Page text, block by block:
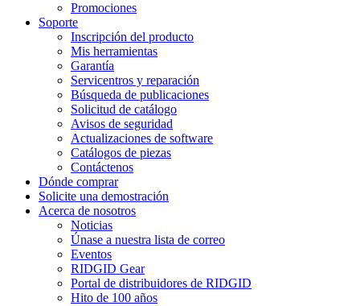
Promociones
Soporte
Inscripción del producto
Mis herramientas
Garantía
Servicentros y reparación
Búsqueda de publicaciones
Solicitud de catálogo
Avisos de seguridad
Actualizaciones de software
Catálogos de piezas
Contáctenos
Dónde comprar
Solicite una demostración
Acerca de nosotros
Noticias
Únase a nuestra lista de correo
Eventos
RIDGID Gear
Portal de distribuidores de RIDGID
Hito de 100 años